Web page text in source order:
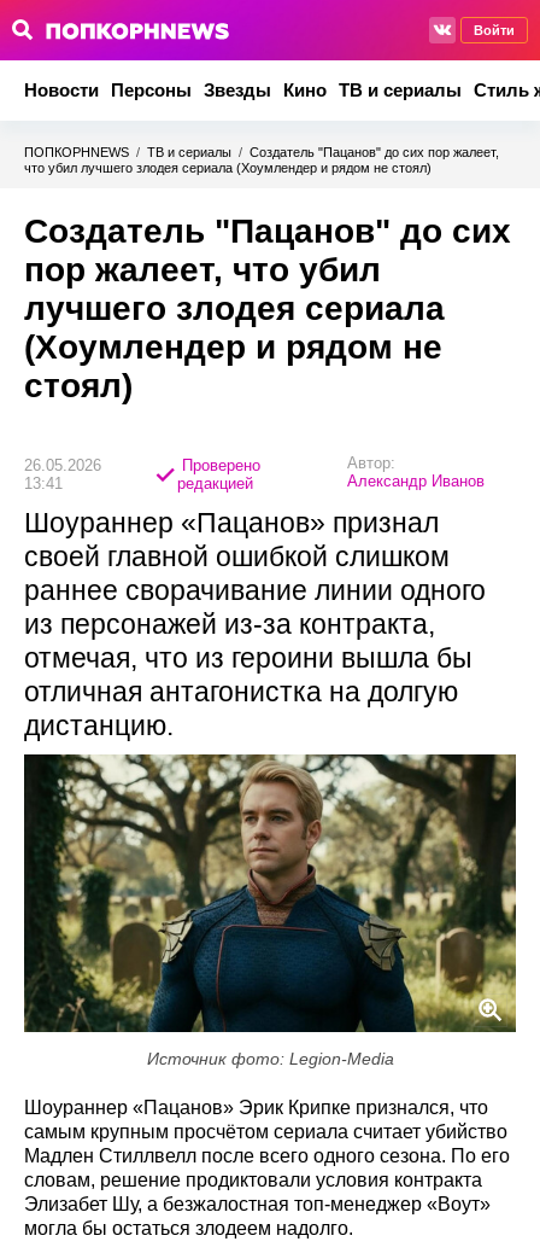
Войти
Новости Персоны Звезды Кино ТВ и сериалы Стиль
ПОПКОРНNEWS / ТВ и сериалы / Создатель "Пацанов" до сих пор жалеет,
что убил лучшего злодея сериала (Хоумлендер и рядом не стоял)
Создатель "Пацанов" до сих
пор жалеет, что убил
лучшего злодея сериала
(Хоумлендер и рядом не
стоял)
26.05.2026
13:41
Проверено
редакцией
Автор:
Александр Иванов
Шоураннер «Пацанов» признал
своей главной ошибкой слишком
раннее сворачивание линии одного
из персонажей из-за контракта,
отмечая, что из героини вышла бы
отличная антагонистка на долгую
дистанцию.
Источник фото: Legion-Media
Шоураннер «Пацанов» Эрик Крипке признался, что
самым крупным просчётом сериала считает убийство
Мадлен Стиллвелл после всего одного сезона. По его
словам, решение продиктовали условия контракта
Элизабет Шу, а безжалостная топ-менеджер «Воут»
могла бы остаться злодеем надолго.